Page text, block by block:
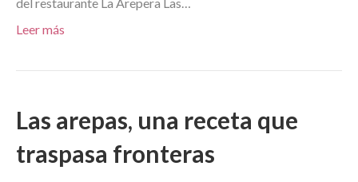
del restaurante La Arepera Las…
Leer más
Las arepas, una receta que
traspasa fronteras